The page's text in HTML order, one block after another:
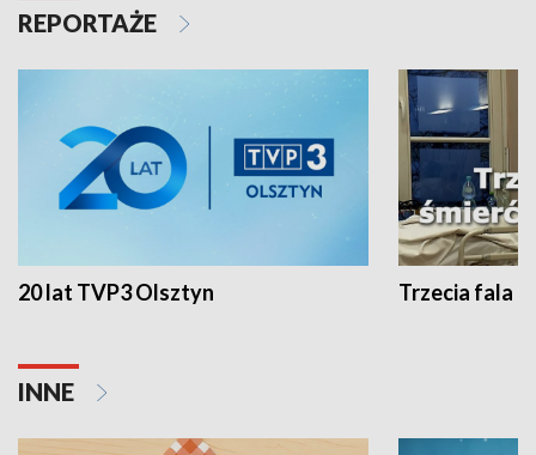
REPORTAŻE
20 lat TVP3 Olsztyn Trzecia fala -
INNE